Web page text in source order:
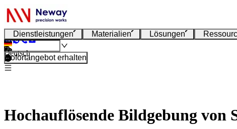
Dienstleistungen Materialien Lösungen
Deutsch
Sofortangebot erhalten
Hochauflösende Bildgebung